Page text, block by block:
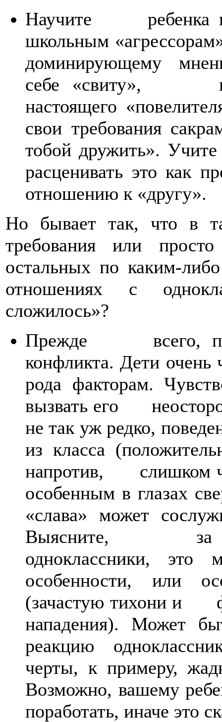
Научите ребенка
школьным
доминирующему
себе «свиту»,
настоящего
свои требования
тобой дружить».
расценивать это как
отношению к «другу».
Но бывает так, что в
требования или
остальных по каким-
отношениях с
сложилось»?
Прежде всего,
конфликта. Дети
рода факторам.
вызвать его
не так уж редко,
из класса
напротив, слишком
особенным в глазах
«слава» может
Выясните, за что
одноклассники,
особенности, или
(зачастую тихони и
нападения). Может
реакцию
черты, к примеру,
Возможно, вашему
поработать, иначе это